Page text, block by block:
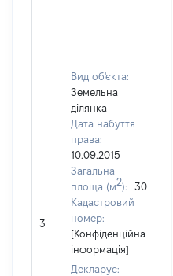
3
Вид об'єкта:
Земельна
ділянка
Дата набуття
права:
10.09.2015
Загальна
площа (м2):
30
Кадастровий
номер:
[Конфіденційна
інформація]
Декларує: